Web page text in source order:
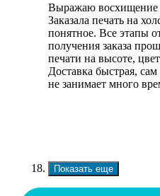
Выражаю восхищение
Заказала печать на
понятное. Все этапы
получения заказа
печати на высоте,
Доставка быстрая,
не занимает много
Показать еще